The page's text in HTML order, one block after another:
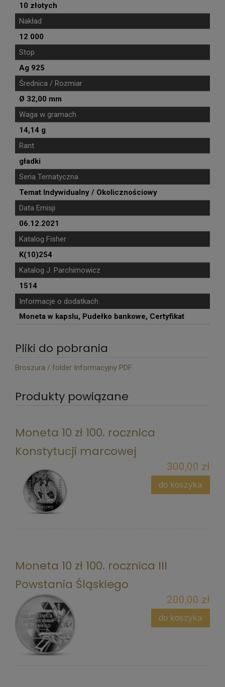
10 złotych
Nakład
12 000
Stop
Ag 925
Średnica / Rozmiar
Ø 32,00 mm
Waga w gramach
14,14 g
Rant
gładki
Seria Tematyczna
Temat Indywidualny / Okolicznościowy
Data Emisji
06.12.2021
Katalog Fisher
K(10)254
Katalog J. Parchimowicz
1514
Informacje o dodatkach
Moneta w kapslu, Pudełko bankowe, Certyfikat
Pliki do pobrania
Broszura / folder Informacyjny PDF
Produkty powiązane
Moneta 10 zł 100. rocznica
Konstytucji marcowej
300,00 zł
do koszyka
Moneta 10 zł 100. rocznica III
Powstania Śląskiego
200,00 zł
do koszyka